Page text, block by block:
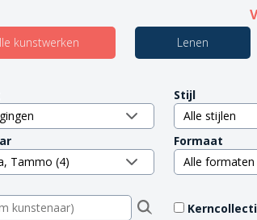
kunstwerken Lenen
Stijl
Formaat